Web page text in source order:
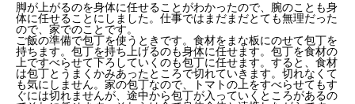
脚が上がるのを身体に任せることがわかったので、腕のことも身
体に任せることにしました。仕事ではまだまだとても無理だった
ので、家でのことです。
ご飯の準備で包丁を使うときです。食材をまな板にのせて包丁を
持ちます。包丁を持ち上げるのも身体に任せます。包丁を食材の
上ですべらせて下ろしていくのも包丁に任せます。すると、食材
は包丁とうまくかみあったところで切れていきます。切れなくて
も気にしません。家の包丁なので、トマトの上をすべらせてもす
ぐには切れませんが、途中から包丁が入っていくところがあるの